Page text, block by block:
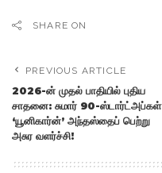
SHARE ON
PREVIOUS ARTICLE
2026-ன் முதல் பாதியில் புதிய
சாதனை: சுமார் 90-ஸ்டார்ட்அப்கள்
‘யூனிகார்ன்’ அந்தஸ்தைப் பெற்று
அசுர வளர்ச்சி!